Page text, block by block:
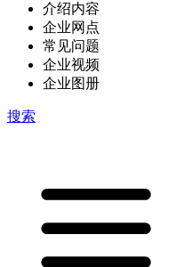
介绍内容
企业网点
常见问题
企业视频
企业图册
搜索